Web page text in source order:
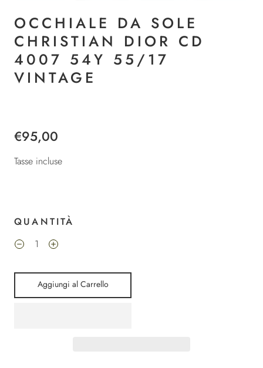
OCCHIALE DA SOLE
CHRISTIAN DIOR CD
4007 54Y 55/17
VINTAGE
€95,00
Tasse incluse
QUANTITÀ
Aggiungi al Carrello